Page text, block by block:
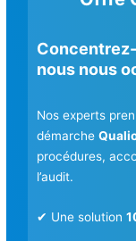
nous nous
Nos experts
démarche
procédures,
l’audit.
✔ Une solution